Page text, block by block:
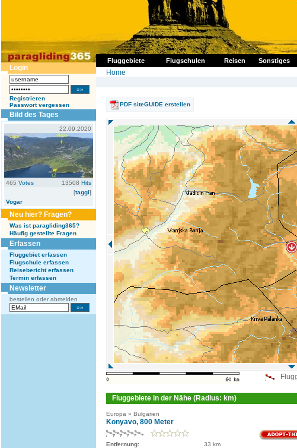
Fluggebiete Flugschulen Reisen Sonstiges
Login
Registrieren
Passwort vergessen
Bild des Tages
22.09.2020
465 Votes 13508 Hits
[taggi]
Vogar
Neu hier? Fragen?
Was ist paragliding365?
Häufig gestellte Fragen
Erfassen
Fluggebiet erfassen
Flugschule erfassen
Reisebericht erfassen
Termin erfassen
Newsletter
bestellen oder abmelden
Home
PDF siteGUIDE erstellen
Fluggebiete in der Nähe (Radius: km)
Europa » Bulgarien
Konyavo, 800 Meter
Entfernung:
33 km